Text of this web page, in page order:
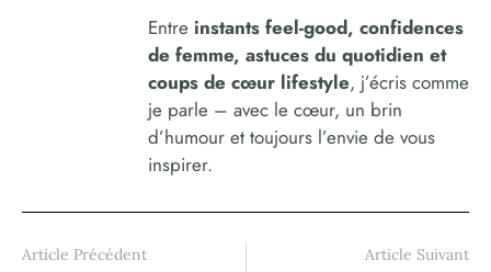
Entre instants feel-good, confidences
de femme, astuces du quotidien et
coups de cœur lifestyle, j’écris comme
je parle – avec le cœur, un brin
d’humour et toujours l’envie de vous
inspirer.
Article Précédent Article Suivant